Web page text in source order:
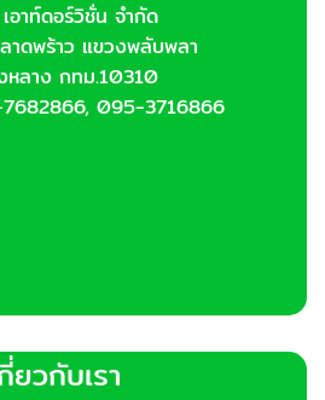
อาท์ดอร์วิชั่น จำกัด
าดพร้าว แขวงพลับพลา
หลาง กทม.10310
095-3716866
ยวกับเรา